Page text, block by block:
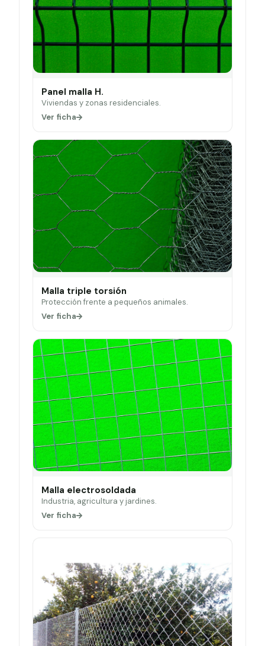
Panel malla H.
Viviendas y zonas residenciales.
Ver ficha
Malla triple torsión
Protección frente a pequeños animales.
Ver ficha
Malla electrosoldada
Industria, agricultura y jardines.
Ver ficha